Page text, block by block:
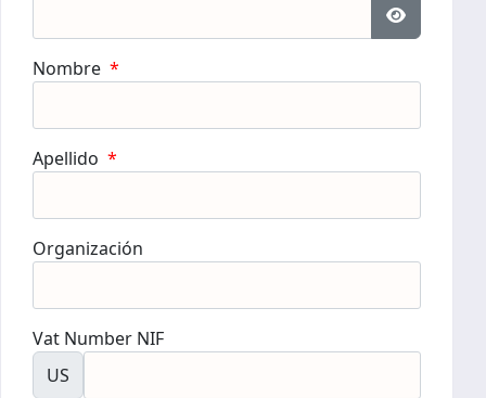
Mostrar
Nombre *
Apellido *
Organización
Vat Number NIF
US